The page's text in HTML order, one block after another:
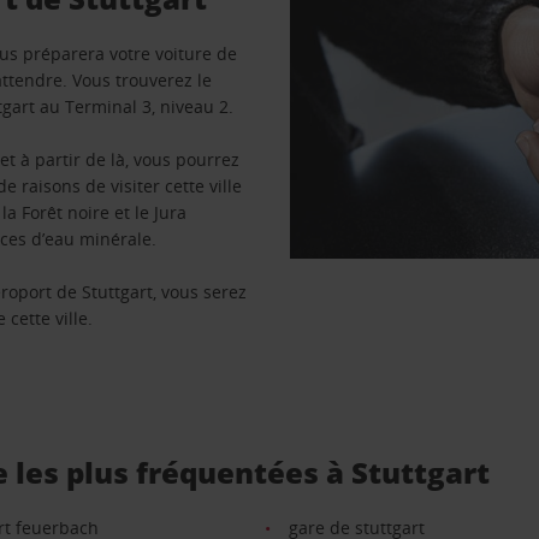
préparera votre voiture de
Vous trouverez le
au Terminal 3, niveau 2.
à partir de là, vous pourrez
raisons de visiter cette ville
Forêt noire et le Jura
d’eau minérale.
de Stuttgart, vous serez
cette ville.
les plus fréquentées à Stuttgart
feuerbach gare de stuttgart